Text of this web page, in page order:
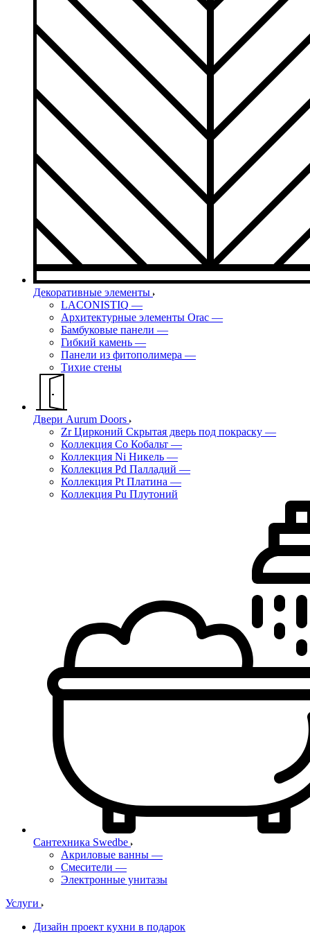
Декоративные элементы
LACONISTIQ —
Архитектурные элементы Orac —
Бамбуковые панели —
Гибкий камень —
Панели из фитополимера —
Тихие стены
Двери Aurum Doors
Zr Цирконий Скрытая дверь под покраску —
Коллекция Co Кобальт —
Коллекция Ni Никель —
Коллекция Pd Палладий —
Коллекция Pt Платина —
Коллекция Pu Плутоний
Сантехника Swedbe
Акриловые ванны —
Смесители —
Электронные унитазы
Услуги
Дизайн проект кухни в подарок